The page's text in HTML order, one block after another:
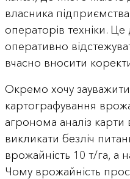
власника
операторів техніки.
оперативно
вчасно вносити
Окремо хочу
картографування
агронома аналіз
викликати безліч
врожайність 10 т/га, а
Чому врожайність